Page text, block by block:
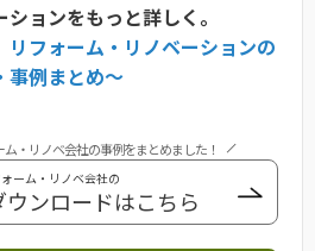
ョンをもっと詳しく。
フォーム・リノベーションの
事例まとめ〜
・リノベ会社の事例をまとめました！
ォーム・リノベ会社の
ンロードはこちら